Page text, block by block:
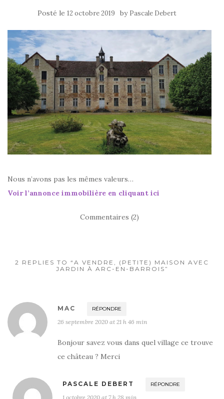
Posté le 12 octobre 2019 by Pascale Debert
Nous n’avons pas les mêmes valeurs…
Voir l’annonce immobilière en cliquant ici
Commentaires (2)
2 REPLIES TO “A VENDRE, (PETITE) MAISON AVEC
JARDIN À ARC-EN-BARROIS”
MAC RÉPONDRE
26 septembre 2020 at 21 h 46 min
Bonjour savez vous dans quel village ce trouve
ce château ? Merci
PASCALE DEBERT RÉPONDRE
1 octobre 2020 at 7 h 28 min